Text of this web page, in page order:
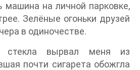
машина на личной парковке,
Зелёные огоньки друзей
в одиночестве.
стекла вырвал меня из
почти сигарета обожгла